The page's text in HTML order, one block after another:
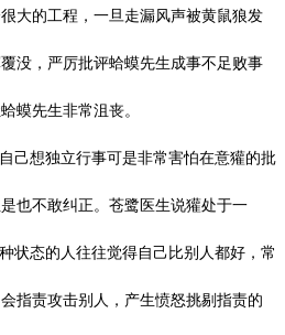
大的工程，一旦走漏风声被黄鼠狼发
没，严厉批评蛤蟆先生成事不足败事
蟆先生非常沮丧。
己想独立行事可是非常害怕在意獾的批
也不敢纠正。苍鹭医生说獾处于一
状态的人往往觉得自己比别人都好，常
指责攻击别人，产生愤怒挑剔指责的